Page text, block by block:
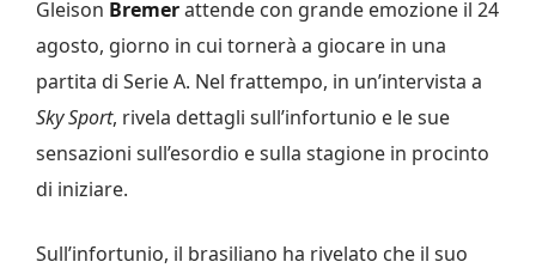
Gleison Bremerattende con grande emozione il 24
agosto, giorno in cui tornerà a giocare in una
partita di Serie A. Nel frattempo, in un’intervista a
Sky Sport, rivela dettagli sull’infortunio e le sue
sensazioni sull’esordio e sulla stagione in procinto
di iniziare.
Sull’infortunio, il brasiliano ha rivelato che il suo